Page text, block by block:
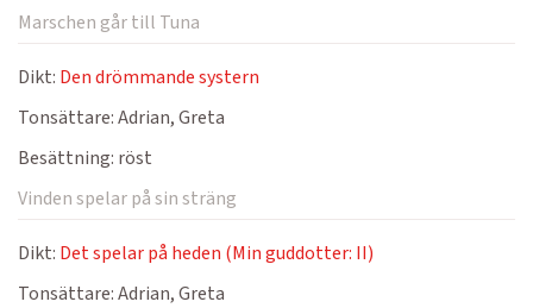
Marschen går till Tuna
Dikt: Den drömmande systern
Tonsättare:Adrian, Greta
Besättning: röst
Vinden spelar på sin sträng
Dikt: Det spelar på heden (Min guddotter: II)
Tonsättare:Adrian, Greta